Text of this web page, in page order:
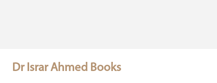
Dr Israr Ahmed Books